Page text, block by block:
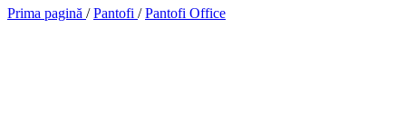
Prima pagină / Pantofi / Pantofi Office